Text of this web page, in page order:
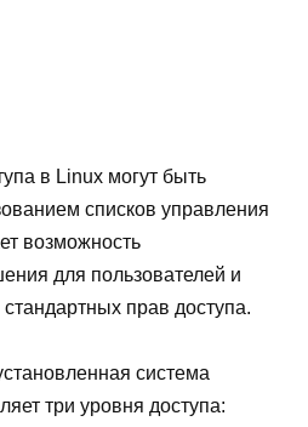
в Linux могут быть
списков управления
возможность
для пользователей и
прав доступа.
система
три уровня доступа: